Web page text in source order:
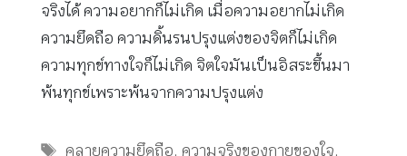
จริงได้ ความอยากก็ไม่เกิด เมื่อความอยากไม่เกิด
ความยึดถือ ความดิ้นรนปรุงแต่งของจิตก็ไม่เกิด
ความทุกข์ทางใจก็ไม่เกิด จิตใจมันเป็นอิสระขึ้นมา
พ้นทุกข์เพราะพ้นจากความปรุงแต่ง
Tags
คลายความยึดถือ,ความจริงของกายของใจ,